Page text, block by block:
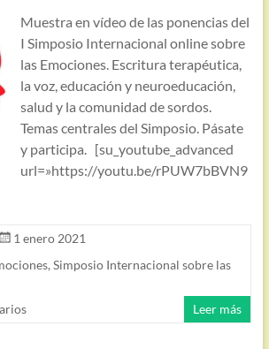
Muestra en vídeo de las ponencias del
I Simposio Internacional online sobre
las Emociones. Escritura terapéutica,
la voz, educación y neuroeducación,
salud y la comunidad de sordos.
Temas centrales del Simposio. Pásate
y participa. [su_youtube_advanced
url=»https://youtu.be/rPUW7bBVN9
1 enero 2021
, Simposio Internacional sobre las
Leer más